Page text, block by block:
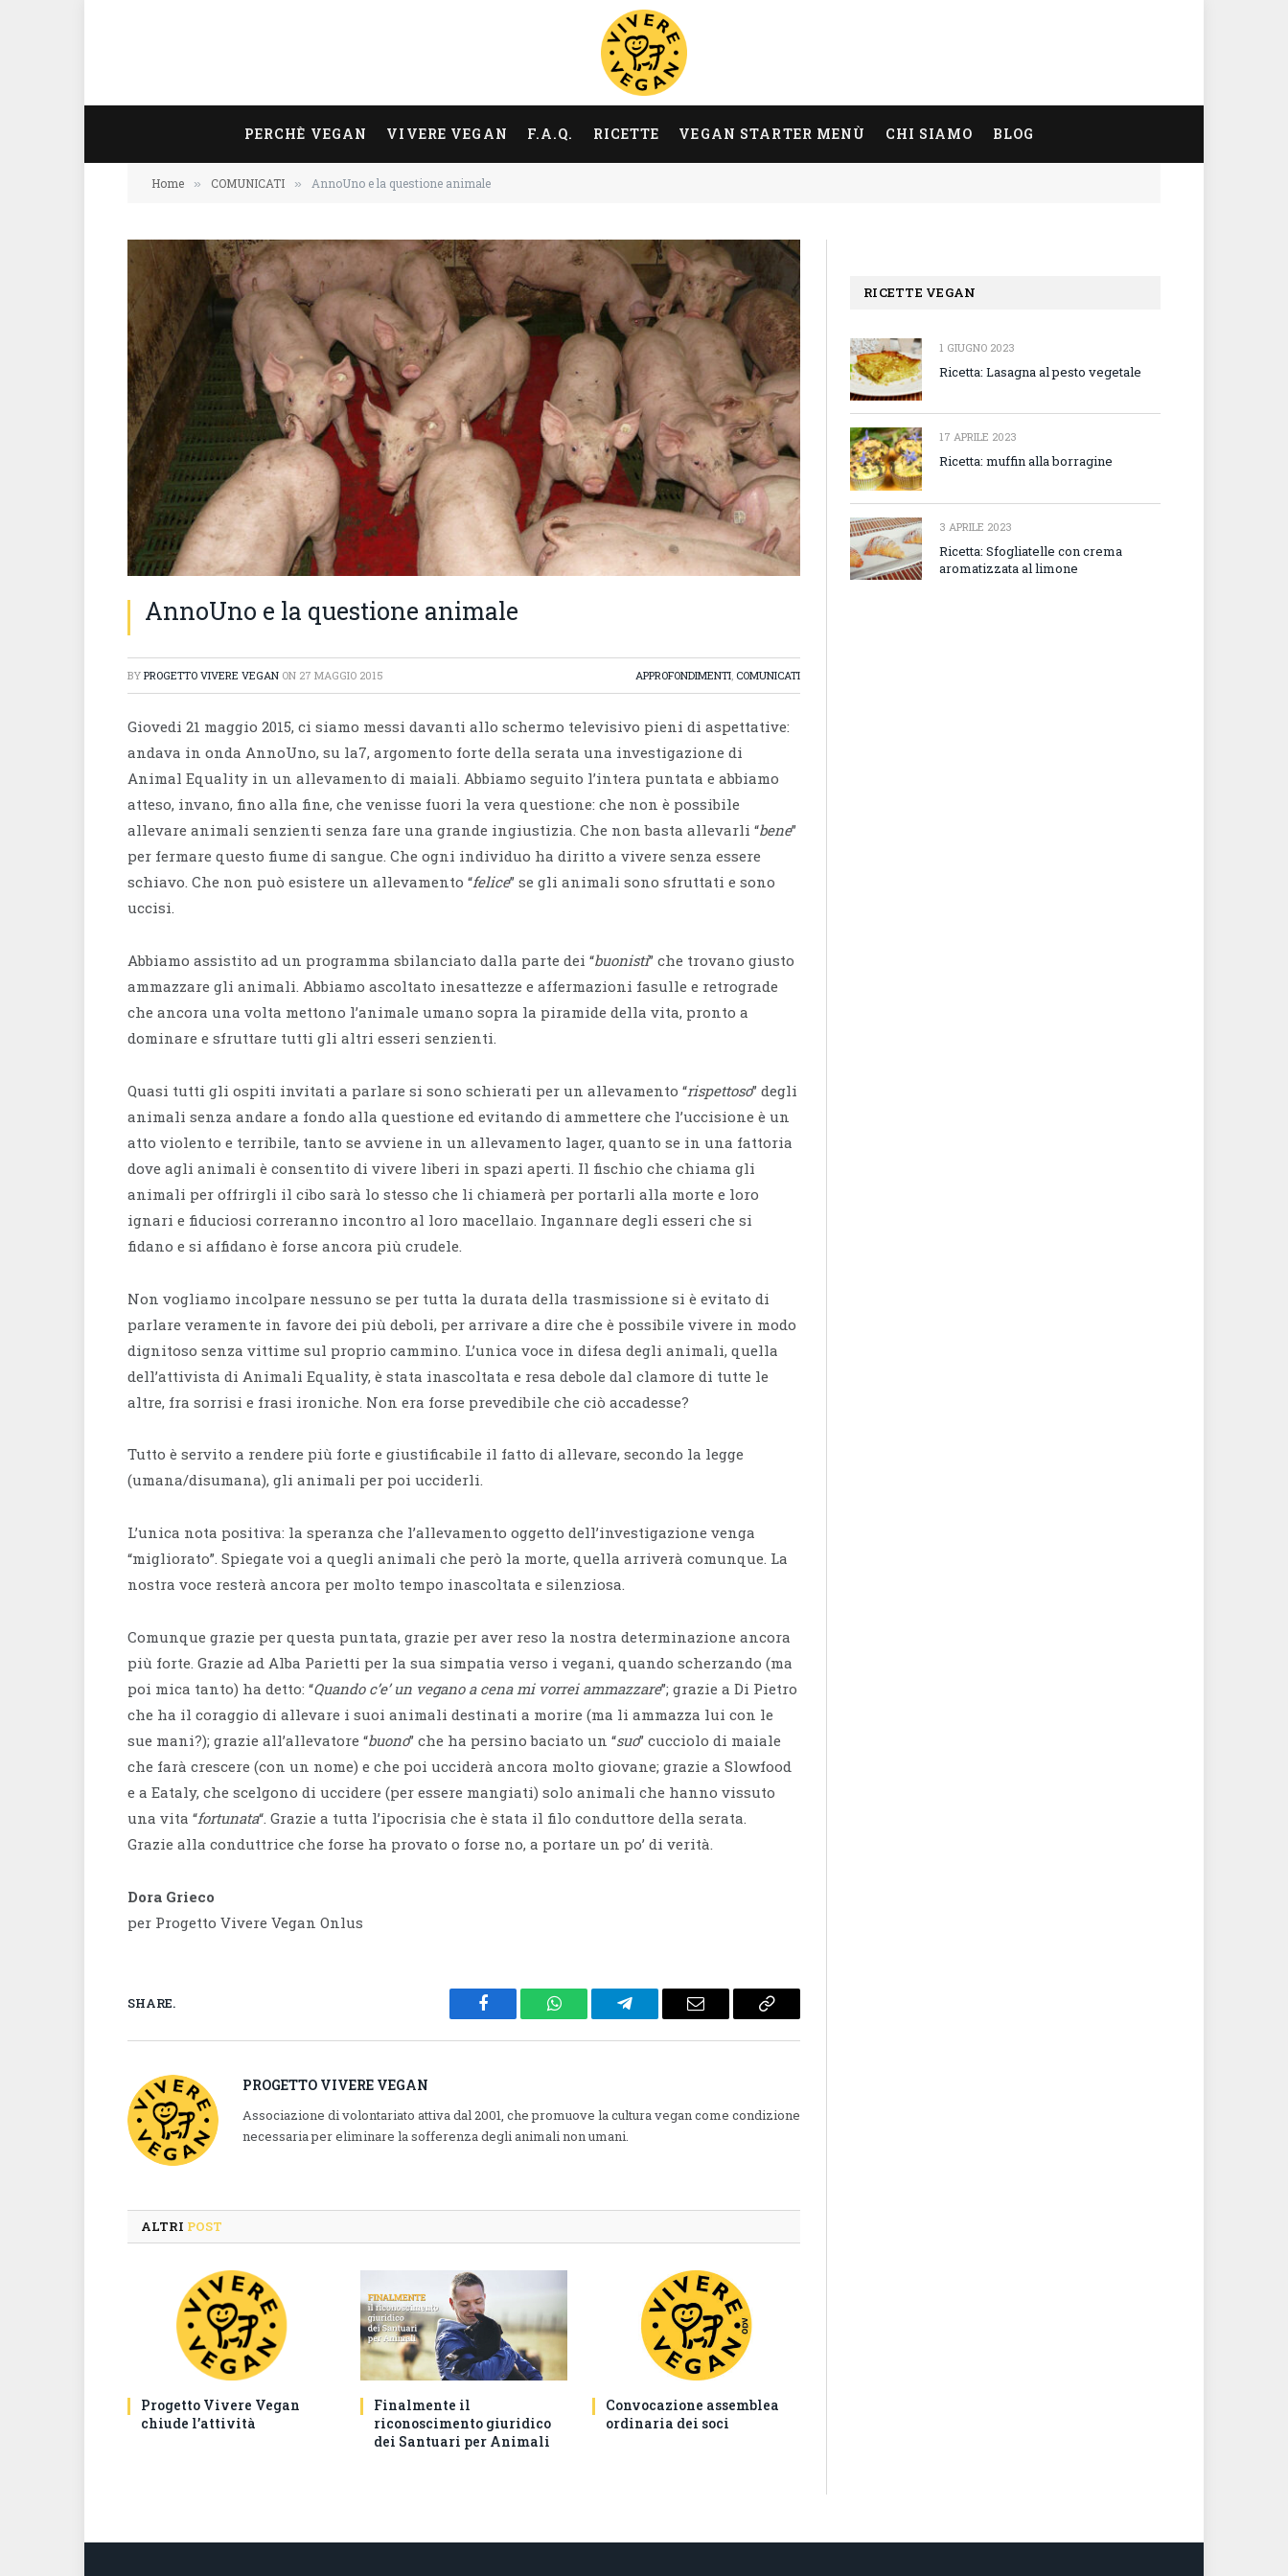
PERCHÈ VEGAN VIVERE VEGAN F.A.Q. RICETTE VEGAN STARTER MENÙ CHI SIAMO BLOG
Home » COMUNICATI » AnnoUno e la questione animale
AnnoUno e la questione animale
BY PROGETTO VIVERE VEGAN ON 27 MAGGIO 2015 APPROFONDIMENTI, COMUNICATI
Giovedi 21 maggio 2015, ci siamo messi davanti allo schermo televisivo pieni di aspettative:
andava in onda AnnoUno, su la7, argomento forte della serata una investigazione di
Animal Equality in un allevamento di maiali. Abbiamo seguito l’intera puntata e abbiamo
atteso, invano, fino alla fine, che venisse fuori la vera questione: che non è possibile
allevare animali senzienti senza fare una grande ingiustizia. Che non basta allevarli “bene”
per fermare questo fiume di sangue. Che ogni individuo ha diritto a vivere senza essere
schiavo. Che non può esistere un allevamento “felice” se gli animali sono sfruttati e sono
uccisi.
Abbiamo assistito ad un programma sbilanciato dalla parte dei “buonisti” che trovano giusto
ammazzare gli animali. Abbiamo ascoltato inesattezze e affermazioni fasulle e retrograde
che ancora una volta mettono l’animale umano sopra la piramide della vita, pronto a
dominare e sfruttare tutti gli altri esseri senzienti.
Quasi tutti gli ospiti invitati a parlare si sono schierati per un allevamento “rispettoso” degli
animali senza andare a fondo alla questione ed evitando di ammettere che l’uccisione è un
atto violento e terribile, tanto se avviene in un allevamento lager, quanto se in una fattoria
dove agli animali è consentito di vivere liberi in spazi aperti. Il fischio che chiama gli
animali per offrirgli il cibo sarà lo stesso che li chiamerà per portarli alla morte e loro
ignari e fiduciosi correranno incontro al loro macellaio. Ingannare degli esseri che si
fidano e si affidano è forse ancora più crudele.
Non vogliamo incolpare nessuno se per tutta la durata della trasmissione si è evitato di
parlare veramente in favore dei più deboli, per arrivare a dire che è possibile vivere in modo
dignitoso senza vittime sul proprio cammino. L’unica voce in difesa degli animali, quella
dell’attivista di Animali Equality, è stata inascoltata e resa debole dal clamore di tutte le
altre, fra sorrisi e frasi ironiche. Non era forse prevedibile che ciò accadesse?
Tutto è servito a rendere più forte e giustificabile il fatto di allevare, secondo la legge
(umana/disumana), gli animali per poi ucciderli.
L’unica nota positiva: la speranza che l’allevamento oggetto dell’investigazione venga
“migliorato”. Spiegate voi a quegli animali che però la morte, quella arriverà comunque. La
nostra voce resterà ancora per molto tempo inascoltata e silenziosa.
Comunque grazie per questa puntata, grazie per aver reso la nostra determinazione ancora
più forte. Grazie ad Alba Parietti per la sua simpatia verso i vegani, quando scherzando (ma
poi mica tanto) ha detto: “Quando c’e’ un vegano a cena mi vorrei ammazzare”; grazie a Di Pietro
che ha il coraggio di allevare i suoi animali destinati a morire (ma li ammazza lui con le
sue mani?); grazie all’allevatore “buono” che ha persino baciato un “suo” cucciolo di maiale
che farà crescere (con un nome) e che poi ucciderà ancora molto giovane; grazie a Slowfood
e a Eataly, che scelgono di uccidere (per essere mangiati) solo animali che hanno vissuto
una vita “fortunata“. Grazie a tutta l’ipocrisia che è stata il filo conduttore della serata.
Grazie alla conduttrice che forse ha provato o forse no, a portare un po’ di verità.
Dora Grieco
per Progetto Vivere Vegan Onlus
SHARE.
Facebook WhatsAppTelegram Email
Copy
PROGETTO VIVERE VEGAN
Associazione di volontariato attiva dal 2001, che promuove la cultura vegan come condizione
necessaria per eliminare la sofferenza degli animali non umani.
ALTRI POST
Progetto Vivere Vegan
chiude l’attività
Finalmente il
riconoscimento giuridico
dei Santuari per Animali
Convocazione assemblea
ordinaria dei soci
RICETTE VEGAN
1 GIUGNO 2023
Ricetta: Lasagna al pesto vegetale
17 APRILE 2023
Ricetta: muffin alla borragine
3 APRILE 2023
Ricetta: Sfogliatelle con crema
aromatizzata al limone